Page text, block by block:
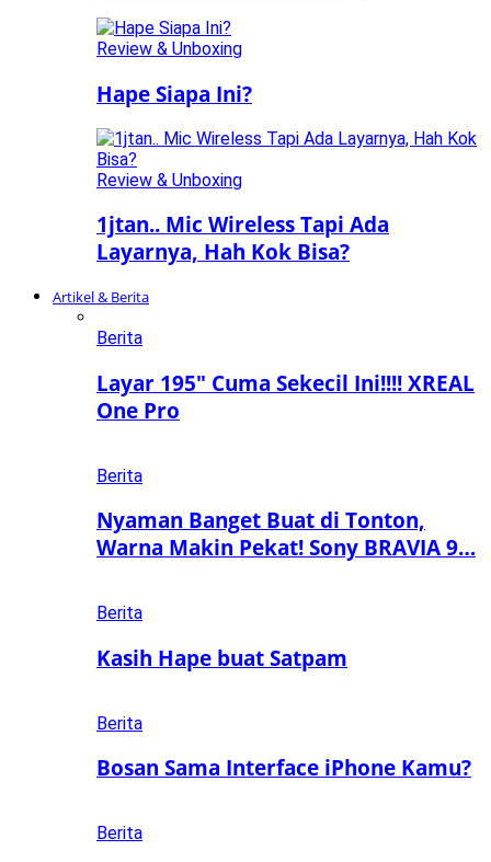
Review & Unboxing
Hape Siapa Ini?
Review & Unboxing
1jtan.. Mic Wireless Tapi Ada
Layarnya, Hah Kok Bisa?
Artikel & Berita
Berita
Layar 195″ Cuma Sekecil Ini!!!! XREAL
One Pro
Berita
Nyaman Banget Buat di Tonton,
Warna Makin Pekat! Sony BRAVIA 9…
Berita
Kasih Hape buat Satpam
Berita
Bosan Sama Interface iPhone Kamu?
Berita